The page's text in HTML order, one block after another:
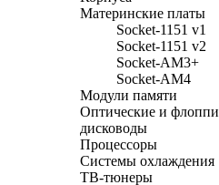
Материнские платы
Socket-1151 v1
Socket-1151 v2
Socket-AM3+
Socket-AM4
Модули памяти
Оптические и флоппи
дисководы
Процессоры
Системы охлаждения
ТВ-тюнеры